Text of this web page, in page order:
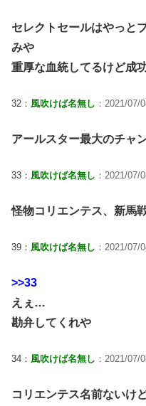
セレクトセールはやっと
みや
重厚な血統してるけど成
32： 風吹けば名無し ：2021/07/
アールスター最大のチャ
33： 風吹けば名無し ：2021/07/
怪物コリエンテス、新馬
39： 風吹けば名無し ：2021/07/
>>33
えぇ…
勘弁してくれや
34： 風吹けば名無し ：2021/07/
コリエンテス名前ないけ